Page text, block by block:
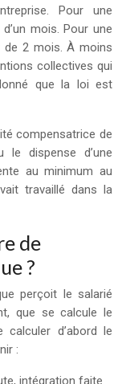
Pour une
mois. Pour une
de 2 mois. À moins
collectives qui
que la loi est
compensatrice de
le dispense d’une
au minimum au
travaillé dans la
de
?
perçoit le salarié
que se calcule le
d’abord le
:
intégration faite